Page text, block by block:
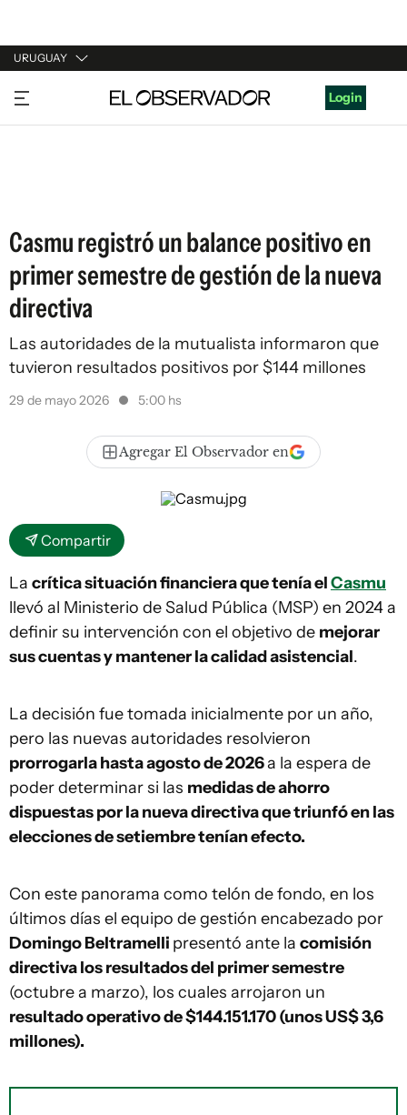
URUGUAY
URUGUAY
ARGENTINA
Login
Casmu registró un balance positivo en
primer semestre de gestión de la nueva
directiva
Las autoridades de la mutualista informaron que
tuvieron resultados positivos por $144 millones
29 de mayo 2026 5:00 hs
Agregar El Observador en
Compartir
La crítica situación financiera que tenía elCasmu
llevó al Ministerio de Salud Pública (MSP) en 2024 a
definir su intervención con el objetivo de mejorar
sus cuentas y mantener la calidad asistencial.
La decisión fue tomada inicialmente por un año,
pero las nuevas autoridades resolvieron
prorrogarla hasta agosto de 2026a la espera de
poder determinar si las medidas de ahorro
dispuestas por la nueva directiva que triunfó en las
elecciones de setiembre tenían efecto.
Con este panorama como telón de fondo, en los
últimos días el equipo de gestión encabezado por
Domingo Beltramelli presentó ante la comisión
directiva los resultados del primer semestre
(octubre a marzo), los cuales arrojaron un
resultado operativo de $144.151.170 (unos US$ 3,6
millones).